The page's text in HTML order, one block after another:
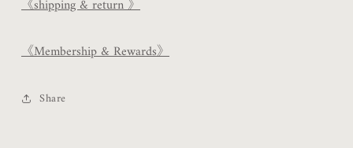
《shipping & return 》
《Membership & Rewards》
Share